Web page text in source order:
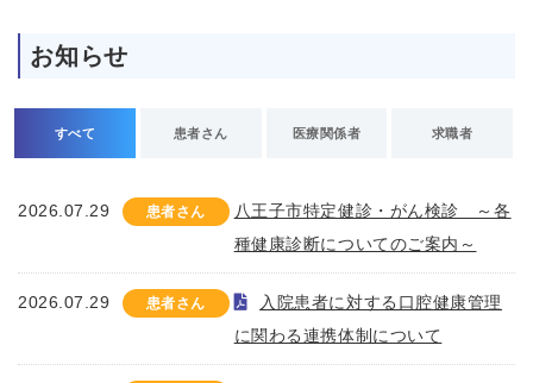
お知らせ
すべて 患者さん 医療関係者 求職者
2026.07.29 患者さん
八王子市特定健診・がん検診 ～各
種健康診断についてのご案内～
2026.07.29 患者さん
入院患者に対する口腔健康管理
に関わる連携体制について